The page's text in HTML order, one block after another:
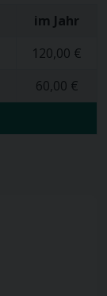
im Jahr
120,00 €
60,00 €